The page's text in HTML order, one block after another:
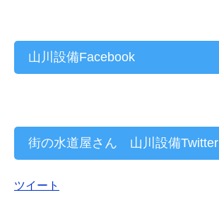
山川設備Facebook
街の水道屋さん 山川設備Twitter
ツイート